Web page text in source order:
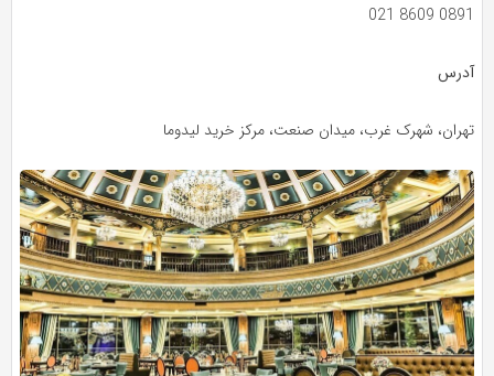
021 8609 0891
آدرس
تهران، شهرک غرب، میدان صنعت، مرکز خرید لیدوما